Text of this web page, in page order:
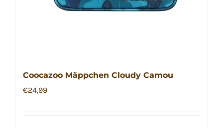
Coocazoo Mäppchen Cloudy Camou
€24,99